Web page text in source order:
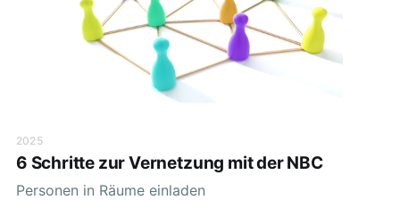
2025
6 Schritte zur Vernetzung mit der NBC
Personen in Räume einladen